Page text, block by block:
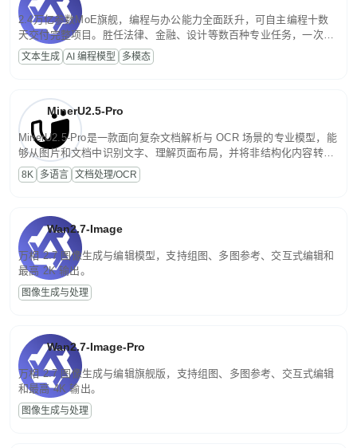
2.4万亿参数MoE旗舰，编程与办公能力全面跃升，可自主编程十数
天交付完整项目。胜任法律、金融、设计等数百种专业任务，一次对
话端到端交付生产级成果。原生视觉理解贯穿规划、执行与验证全流
程，支持超长文档与长视频的深度语义解析。长程任务中自主规划与
文本生成 AI 编程模型 多模态
MinerU2.5-Pro
MinerU2.5-Pro是一款面向复杂文档解析与 OCR 场景的专业模型，能
够从图片和文档中识别文字、理解页面布局，并将非结构化内容转换
为便于存储、检索和二次处理的结构化结果。
8K 多语言 文档处理/OCR
Wan2.7-Image
万相 2.7 图像生成与编辑模型，支持组图、多图参考、交互式编辑和
最高 2K 输出。
图像生成与处理
Wan2.7-Image-Pro
万相 2.7 图像生成与编辑旗舰版，支持组图、多图参考、交互式编辑
和最高 4K 输出。
图像生成与处理